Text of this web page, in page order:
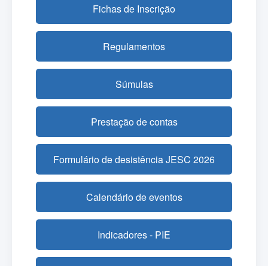
Fichas de Inscrição
Regulamentos
Súmulas
Prestação de contas
Formulário de desistência JESC 2026
Calendário de eventos
Indicadores - PIE